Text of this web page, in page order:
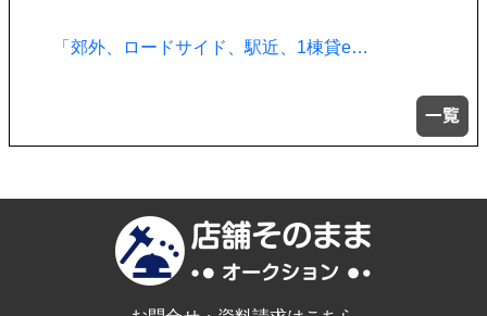
「郊外、ロードサイド、駅近、1棟貸e…